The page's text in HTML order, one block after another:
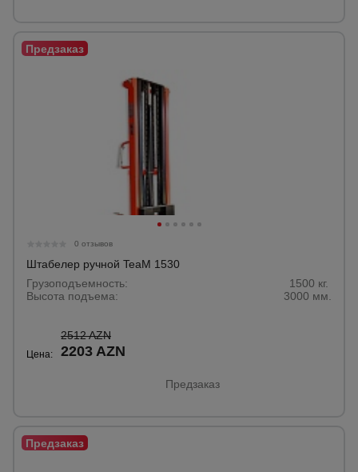
0 отзывов
Штабелер ручной TeaM 1530
Грузоподъемность:
1500 кг.
Высота подъема:
3000 мм.
Цена:
2512 AZN
2203 AZN
Предзаказ